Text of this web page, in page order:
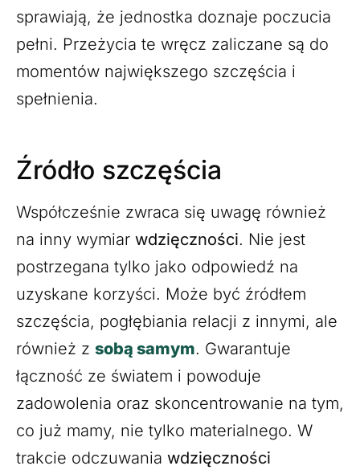
sprawiają, że jednostka doznaje poczucia
pełni. Przeżycia te wręcz zaliczane są do
momentów największego szczęścia i
spełnienia.
Źródło szczęścia
Współcześnie zwraca się uwagę również
na inny wymiar wdzięczności. Nie jest
postrzegana tylko jako odpowiedź na
uzyskane korzyści. Może być źródłem
szczęścia, pogłębiania relacji z innymi, ale
również z sobą samym. Gwarantuje
łączność ze światem i powoduje
zadowolenia oraz skoncentrowanie na tym,
co już mamy, nie tylko materialnego. W
trakcie odczuwania wdzięczności